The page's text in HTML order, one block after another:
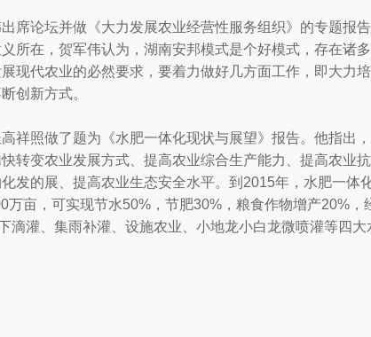
论坛并做《大力发展农业经营性服务组织》的专题报
所在，贺军伟认为，湖南安邦模式是个好模式，存在诸多
现代农业的必然要求，要着力做好几方面工作，即大力
创新方式。
照做了题为《水肥一体化现状与展望》报告。他指出
转变农业发展方式、提高农业综合生产能力、提高农业
发的展、提高农业生态安全水平。到2015年，水肥一体
万亩，可实现节水50%，节肥30%，粮食作物增产20%，
滴灌、集雨补灌、设施农业、小地龙小白龙微喷灌等四大